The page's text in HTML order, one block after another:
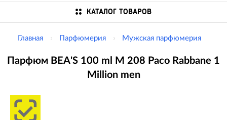
КАТАЛОГ ТОВАРОВ
Главная Парфюмерия Мужская парфюмерия
Парфюм BEA'S 100 ml M 208 Paco Rabbane 1
Million men
Изображения
товаров